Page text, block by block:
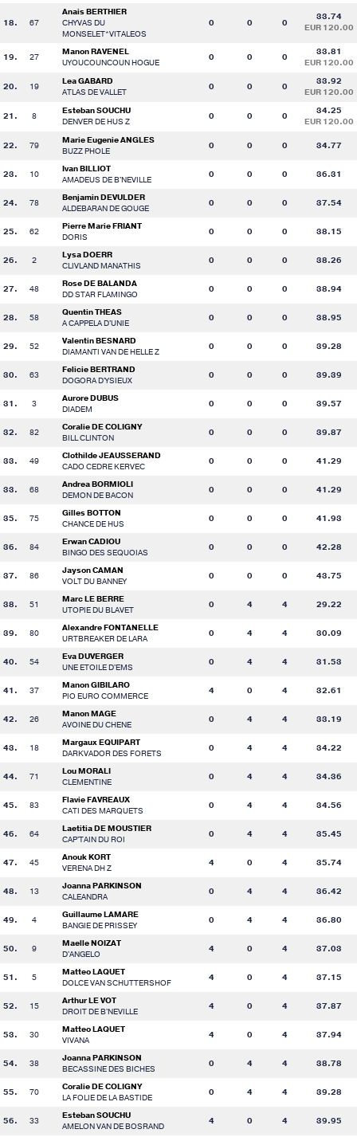
18. 67
Anais BERTHIER
CHYVAS DU
MONSELET*VITALEOS
0 0 0
33.74
EUR 120.00
19. 27
Manon RAVENEL
UYOUCOUNCOUN HOGUE
0 0 0
33.81
EUR 120.00
20. 19
Lea GABARD
ATLAS DE VALLET
0 0 0
33.92
EUR 120.00
21. 8
Esteban SOUCHU
DENVER DE HUS Z
0 0 0
34.25
EUR 120.00
22. 79
Marie Eugenie ANGLES
BUZZ PHOLE
0 0 0 34.77
23. 10
Ivan BILLIOT
AMADEUS DE B'NEVILLE
0 0 0 36.31
24. 78
Benjamin DEVULDER
ALDEBARAN DE GOUGE
0 0 0 37.54
25. 62
Pierre Marie FRIANT
DORIS
0 0 0 38.15
26. 2
Lysa DOERR
CLIVLAND MANATHIS
0 0 0 38.26
27. 48
Rose DE BALANDA
DD STAR FLAMINGO
0 0 0 38.94
28. 58
Quentin THEAS
A CAPPELA D'UNIE
0 0 0 38.95
29. 52
Valentin BESNARD
DIAMANTI VAN DE HELLE Z
0 0 0 39.28
30. 63
Felicie BERTRAND
DOGORA D'YSIEUX
0 0 0 39.39
31. 3
Aurore DUBUS
DIADEM
0 0 0 39.57
32. 82
Coralie DE COLIGNY
BILL CLINTON
0 0 0 39.87
33. 49
Clothilde JEAUSSERAND
CADO CEDRE KERVEC
0 0 0 41.29
33. 68
Andrea BORMIOLI
DEMON DE BACON
0 0 0 41.29
35. 75
Gilles BOTTON
CHANCE DE HUS
0 0 0 41.93
36. 84
Erwan CADIOU
BINGO DES SEQUOIAS
0 0 0 42.28
37. 86
Jayson CAMAN
VOLT DU BANNEY
0 0 0 43.75
38. 51
Marc LE BERRE
UTOPIE DU BLAVET
0 4 4 29.22
39. 80
Alexandre FONTANELLE
URTBREAKER DE LARA
0 4 4 30.09
40. 54
Eva DUVERGER
UNE ETOILE D'EMS
0 4 4 31.53
41. 37
Manon GIBILARO
PIO EURO COMMERCE
4 0 4 32.61
42. 26
Manon MAGE
AVOINE DU CHENE
0 4 4 33.19
43. 18
Margaux EQUIPART
DARKVADOR DES FORETS
0 4 4 34.22
44. 71
Lou MORALI
CLEMENTINE
0 4 4 34.36
45. 83
Flavie FAVREAUX
CATI DES MARQUETS
0 4 4 34.56
46. 64
Laetitia DE MOUSTIER
CAP'TAIN DU ROI
0 4 4 35.45
47. 45
Anouk KORT
VERENA DH Z
4 0 4 35.74
48. 13
Joanna PARKINSON
CALEANDRA
0 4 4 36.42
49. 4
Guillaume LAMARE
BANGIE DE PRISSEY
0 4 4 36.80
50. 9
Maelle NOIZAT
D'ANGELO
4 0 4 37.03
51. 5
Matteo LAQUET
DOLCE VAN SCHUTTERSHOF
4 0 4 37.15
52. 15
Arthur LE VOT
DROIT DE B'NEVILLE
4 0 4 37.87
53. 30
Matteo LAQUET
VIVANA
4 0 4 37.94
54. 38
Joanna PARKINSON
BECASSINE DES BICHES
0 4 4 38.78
55. 70
Coralie DE COLIGNY
LA FOLIE DE LA BASTIDE
0 4 4 39.28
56. 33
Esteban SOUCHU
AMELON VAN DE BOSRAND
4 0 4 39.95